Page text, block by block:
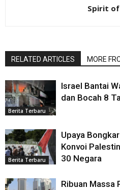
Spirit of
RELATED ARTICLES MORE
Berita Terbaru
Israel Bantai
dan Bocah 8
Berita Terbaru
Upaya
Konvoi
30 Negara
Ribuan Massa